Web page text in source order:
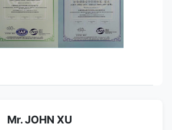
Mr. JOHN XU